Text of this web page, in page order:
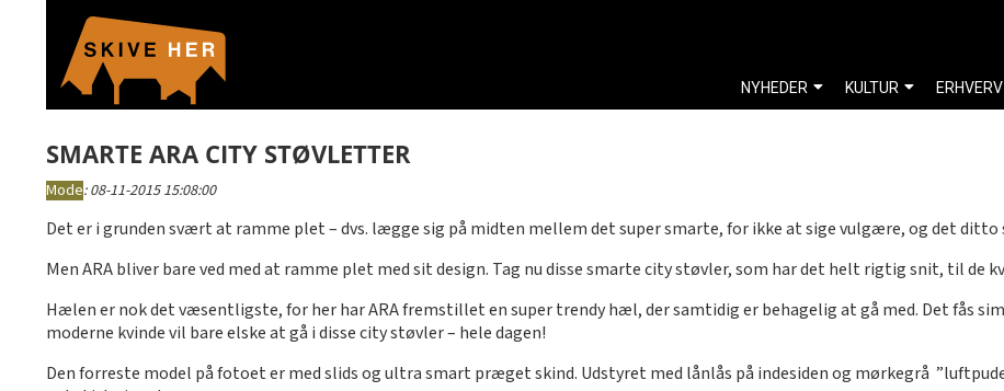
SMARTE ARA CITY STØVLETTER
Mode:08-11-2015 15:08:00
Det er i grunden svært at ramme plet – dvs. lægge sig på midten mellem det super smarte, for ikke at sige vulgære, og det
Men ARA bliver bare ved med at ramme plet med sit design. Tag nu disse smarte city støvler, som har det helt rigtig snit, til de
Hælen er nok det væsentligste, for her har ARA fremstillet en super trendy hæl, der samtidig er behagelig at gå med. Det fås
moderne kvinde vil bare elske at gå i disse city støvler – hele dagen!
Den forreste model på fotoet er med slids og ultra smart præget skind. Udstyret med lånlås på indesiden og mørkegrå
NYHEDER KULTUR ERHVERV